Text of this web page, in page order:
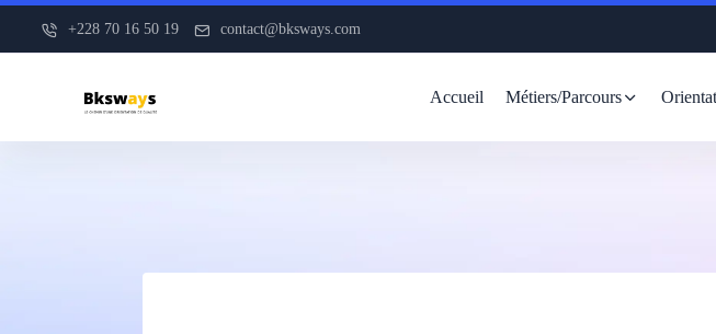
+228 70 16 50 19 contact@bksways.com
Accueil Métiers/Parcours